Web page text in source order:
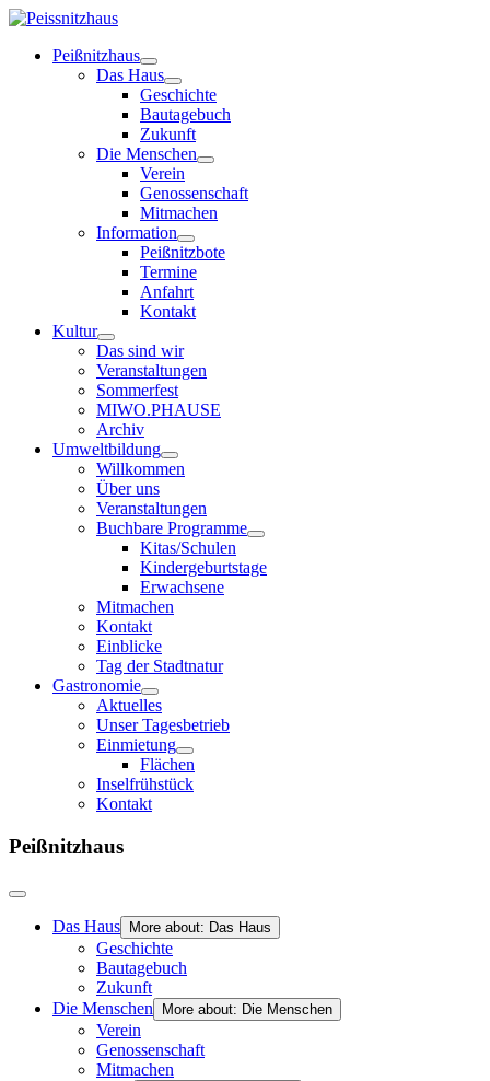
Peißnitzhaus
Das Haus
Geschichte
Bautagebuch
Zukunft
Die Menschen
Verein
Genossenschaft
Mitmachen
Information
Peißnitzbote
Termine
Anfahrt
Kontakt
Kultur
Das sind wir
Veranstaltungen
Sommerfest
MIWO.PHAUSE
Archiv
Umweltbildung
Willkommen
Über uns
Veranstaltungen
Buchbare Programme
Kitas/Schulen
Kindergeburtstage
Erwachsene
Mitmachen
Kontakt
Einblicke
Tag der Stadtnatur
Gastronomie
Aktuelles
Unser Tagesbetrieb
Einmietung
Flächen
Inselfrühstück
Kontakt
Peißnitzhaus
Das Haus More about: Das Haus
Geschichte
Bautagebuch
Zukunft
Die Menschen
More about: Die Menschen
Verein
Genossenschaft
Mitmachen